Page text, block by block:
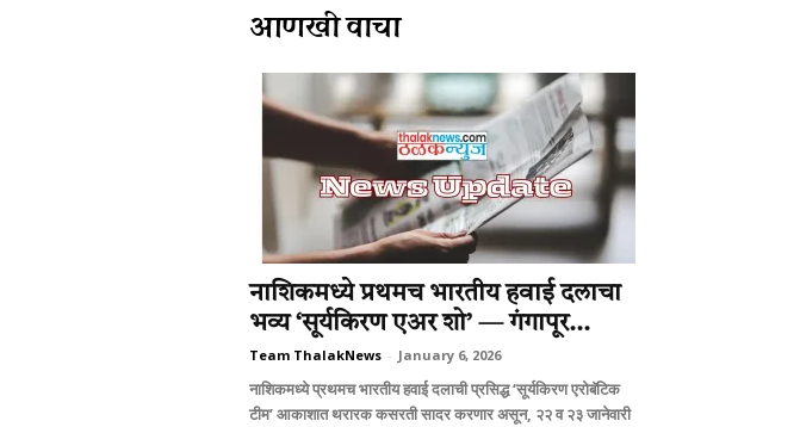
आणखी वाचा
नाशिकमध्ये प्रथमच भारतीय हवाई दलाचा
भव्य ‘सूर्यकिरण एअर शो’ — गंगापूर...
Team ThalakNews - January 6, 2026
नाशिकमध्ये प्रथमच भारतीय हवाई दलाची प्रसिद्ध ‘सूर्यकिरण एरोबॅटिक
टीम’ आकाशात थरारक कसरती सादर करणार असून, २२ व २३ जानेवारी